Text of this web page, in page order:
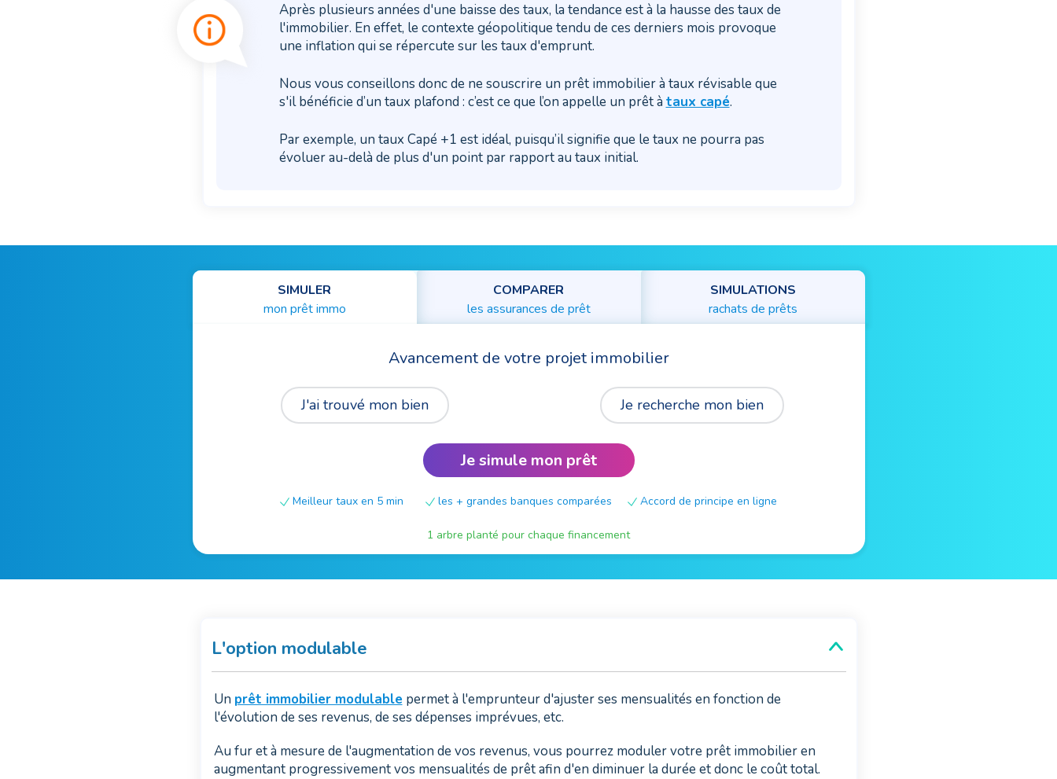
Après plusieurs années d'une baisse des taux, la tendance est à la hausse des taux de
l'immobilier. En effet, le contexte géopolitique tendu de ces derniers mois provoque
une inflation qui se répercute sur les taux d'emprunt.
Nous vous conseillons donc de ne souscrire un prêt immobilier à taux révisable que
s'il bénéficie d’un taux plafond : c’est ce que l’on appelle un prêt à taux capé.
Par exemple, un taux Capé +1 est idéal, puisqu’il signifie que le taux ne pourra pas
évoluer au-delà de plus d'un point par rapport au taux initial.
SIMULER
mon prêt immo
COMPARER
les assurances de prêt
SIMULATIONS
rachats de prêts
Avancement de votre projet immobilier
J'ai trouvé mon bien Je recherche mon bien
Je simule mon prêt
Meilleur taux en 5 min les + grandes banques comparées Accord de principe en ligne
1 arbre planté pour chaque financement
L'option modulable
Un prêt immobilier modulable permet à l'emprunteur d'ajuster ses mensualités en fonction de
l'évolution de ses revenus, de ses dépenses imprévues, etc.
Au fur et à mesure de l'augmentation de vos revenus, vous pourrez moduler votre prêt immobilier en
augmentant progressivement vos mensualités de prêt afin d'en diminuer la durée et donc le coût total.